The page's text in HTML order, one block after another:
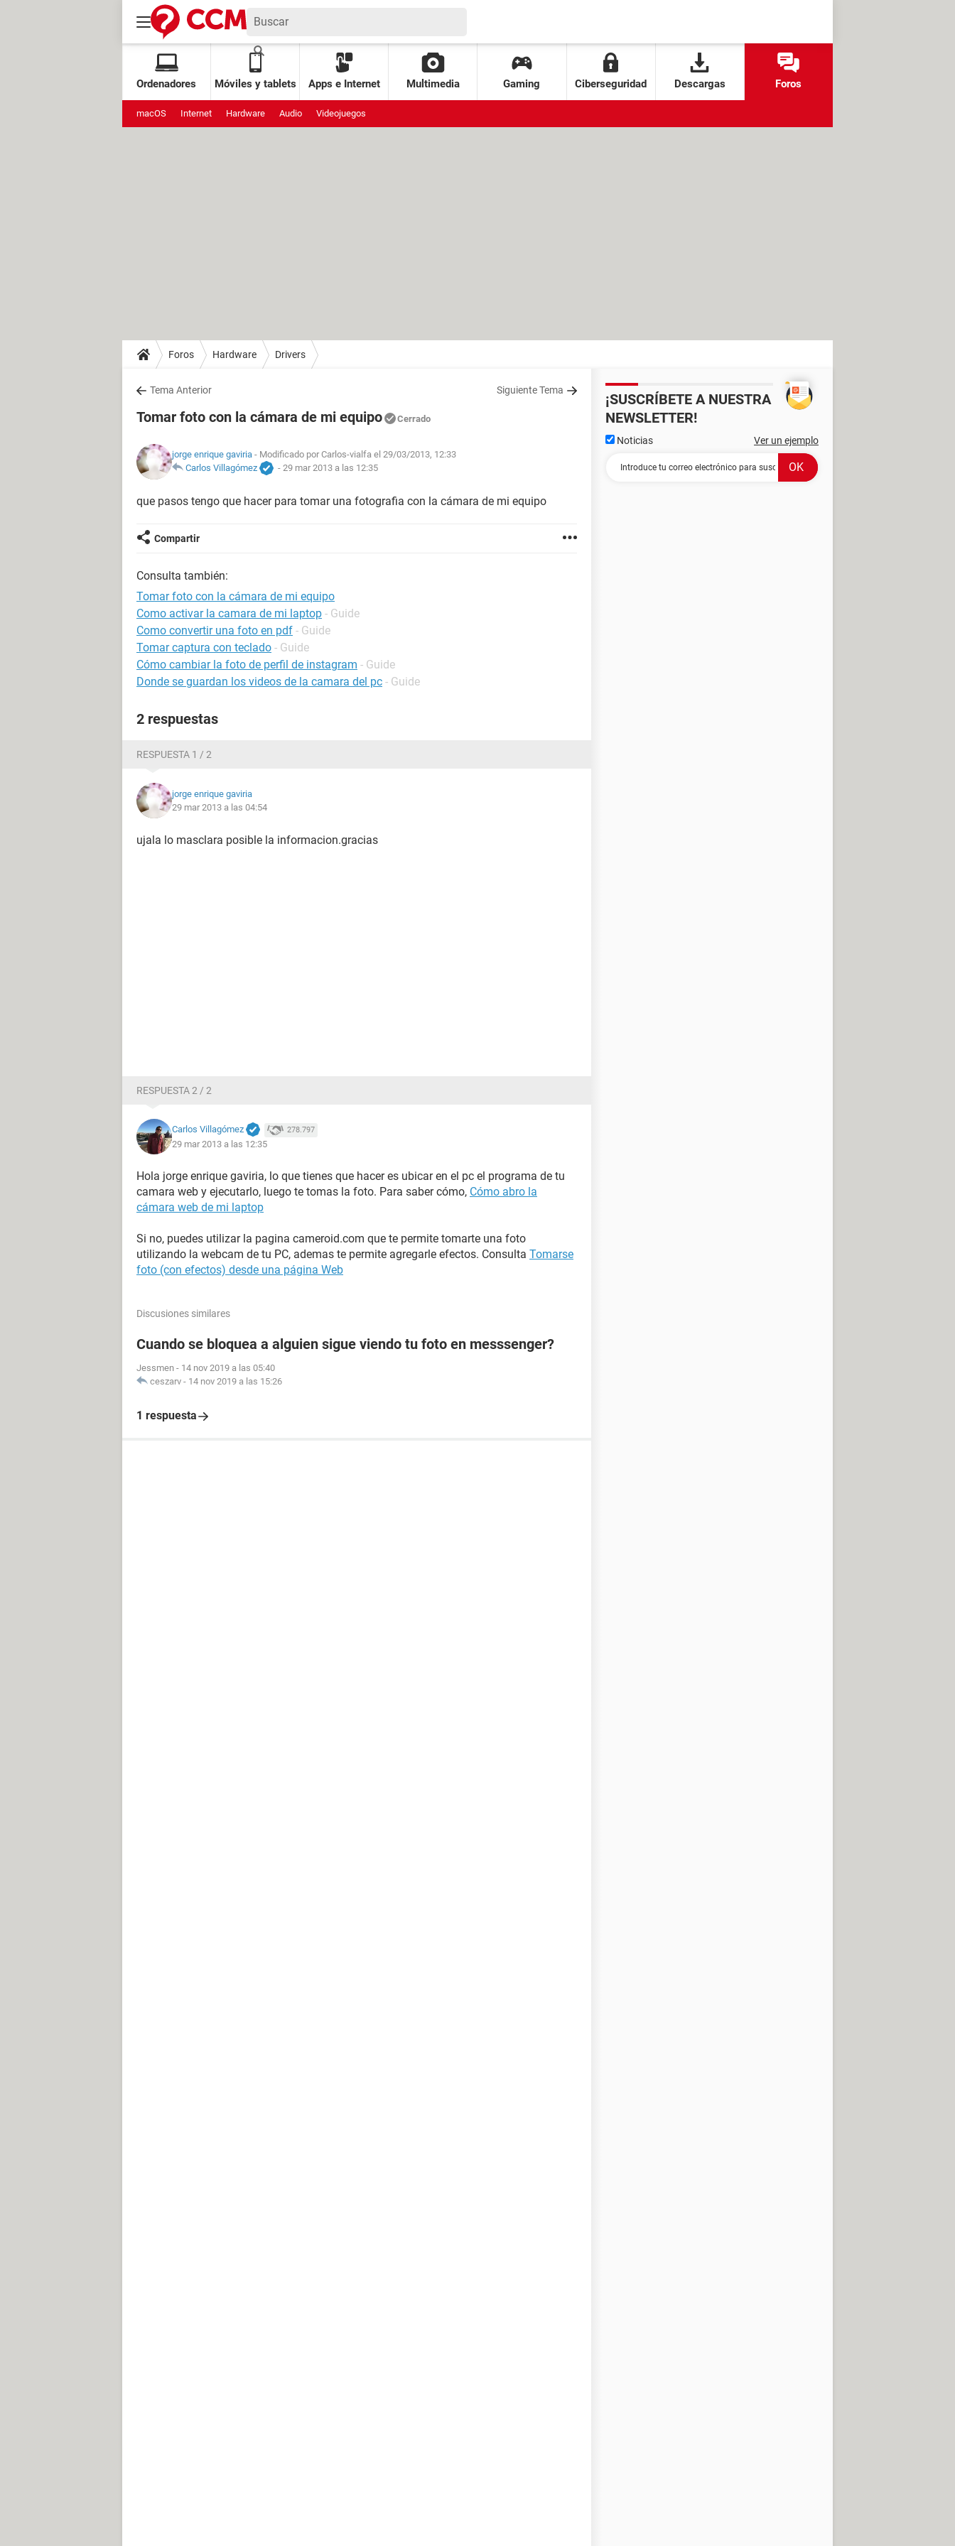
Ordenadores Móviles y tablets Apps e Internet Multimedia Gaming Ciberseguridad Descargas Foros
macOS Internet Hardware Audio Videojuegos
Foros Hardware Drivers
Tema Anterior Siguiente Tema
Tomar foto con la cámara de mi equipo Cerrado
jorge enrique gaviria - Modificado por Carlos-vialfa el 29/03/2013, 12:33
Carlos Villagómez
- 29 mar 2013 a las 12:35
que pasos tengo que hacer para tomar una fotografia con la cámara de mi equipo
Compartir
Consulta también:
Tomar foto con la cámara de mi equipo
Como activar la camara de mi laptop - Guide
Como convertir una foto en pdf - Guide
Tomar captura con teclado - Guide
Cómo cambiar la foto de perfil de instagram - Guide
Donde se guardan los videos de la camara del pc - Guide
2 respuestas
RESPUESTA 1 / 2
jorge enrique gaviria
29 mar 2013 a las 04:54
ujala lo masclara posible la informacion.gracias
RESPUESTA 2 / 2
Carlos Villagómez 278.797
29 mar 2013 a las 12:35
Hola jorge enrique gaviria, lo que tienes que hacer es ubicar en el pc el programa de tu
camara web y ejecutarlo, luego te tomas la foto. Para saber cómo, Cómo abro la
cámara web de mi laptop
Si no, puedes utilizar la pagina cameroid.com que te permite tomarte una foto
utilizando la webcam de tu PC, ademas te permite agregarle efectos. Consulta Tomarse
foto (con efectos) desde una página Web
Discusiones similares
Cuando se bloquea a alguien sigue viendo tu foto en messsenger?
Jessmen - 14 nov 2019 a las 05:40
ceszarv - 14 nov 2019 a las 15:26
1 respuesta
¡SUSCRÍBETE A NUESTRA
NEWSLETTER!
Noticias Ver un ejemplo